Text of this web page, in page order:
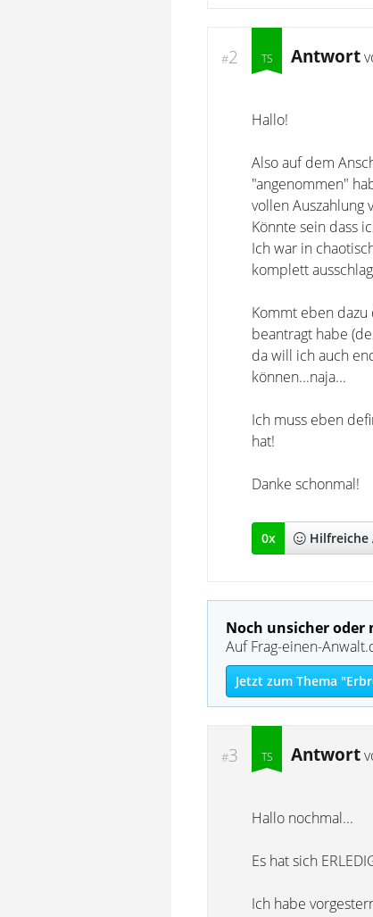
#2 Antwort
Hallo!
Also auf dem
"angenommen"
vollen
Könnte sein dass
Ich war in
komplett
Kommt eben
beantragt habe
da will ich auch
können...naja...
Ich muss eben
hat!
Danke schonmal!
0x Hilfreiche
Noch unsicher oder
Auf Frag-einen-
Jetzt zum Thema
#3 Antwort
Hallo nochmal...
Es hat sich
Ich habe